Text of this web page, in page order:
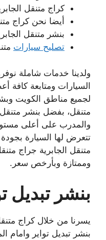
كراج متنقل
أيضا نحن كراج
بنشر متنقل
تصليح سيارات
ولدينا خدمات شاملة
السيارات ومتابعة كافة
لجميع مناطق الكويت
متنقل، بفضل بنشر متنقل
والمدرب على أعلى
تتعرض لها السيارة
متنقل الجابرية جراج
وممتازة وبأرخص سعر.
بنشر تبديل
يسرنا من خلال كراج
بنشر تبديل تواير وامام